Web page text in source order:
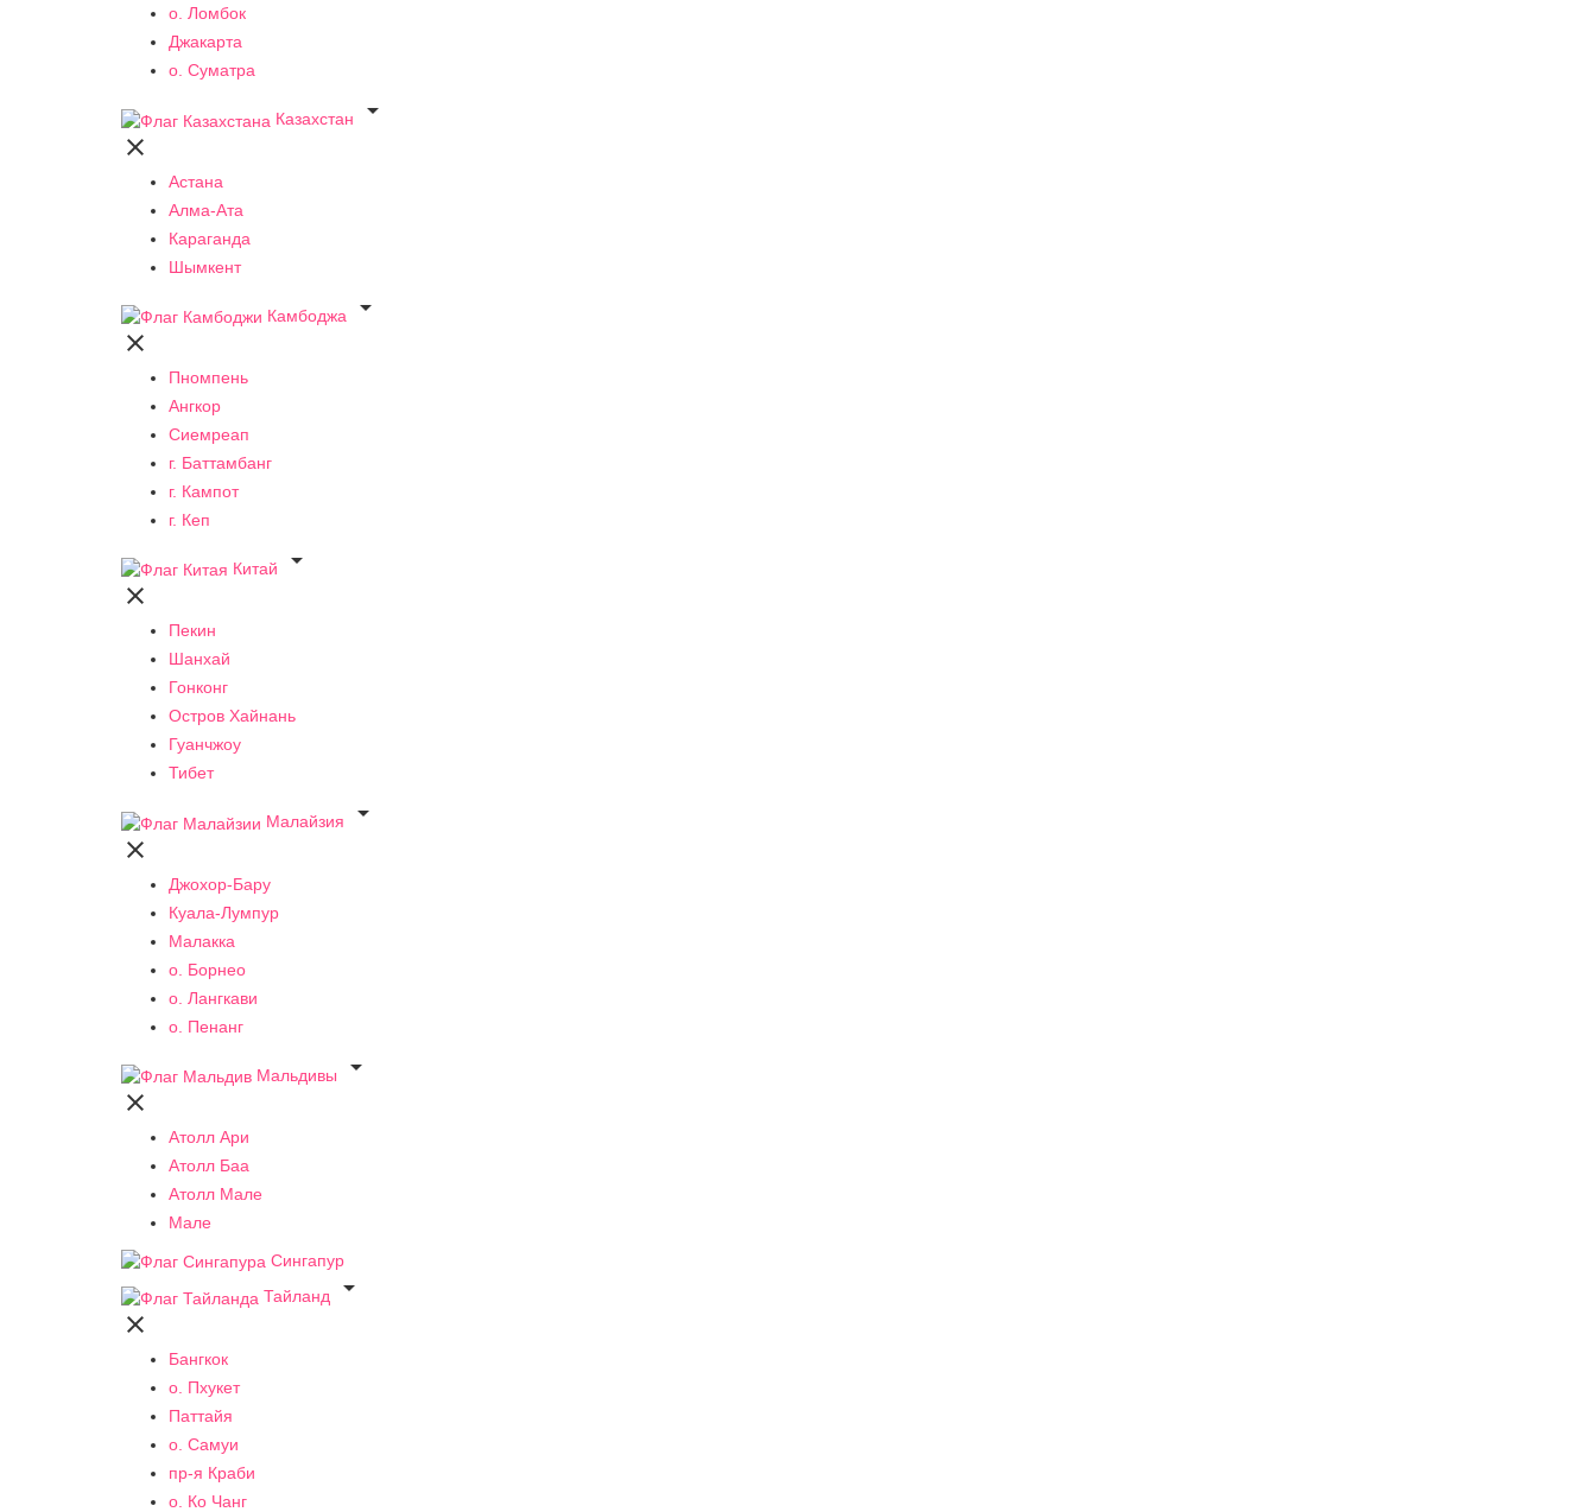
о. Ломбок
Джакарта
о. Суматра
Казахстан


Астана
Алма-Ата
Караганда
Шымкент
Камбоджа


Пномпень
Ангкор
Сиемреап
г. Баттамбанг
г. Кампот
г. Кеп
Китай


Пекин
Шанхай
Гонконг
Остров Хайнань
Гуанчжоу
Тибет
Малайзия


Джохор-Бару
Куала-Лумпур
Малакка
о. Борнео
о. Лангкави
о. Пенанг
Мальдивы


Атолл Ари
Атолл Баа
Атолл Мале
Мале
Сингапур
Тайланд


Бангкок
о. Пхукет
Паттайя
о. Самуи
пр-я Краби
о. Ко Чанг